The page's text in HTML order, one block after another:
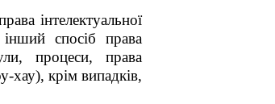
інтелектуальної
спосіб права
процеси, права
хау), крім випадків,